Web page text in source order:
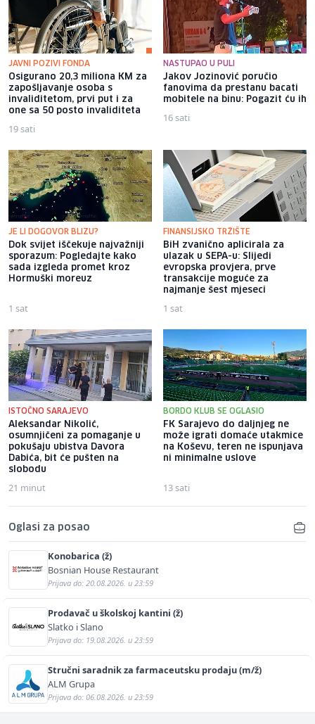
JAVNI POZIVI FONDA
Osigurano 20,3 miliona KM za
zapošljavanje osoba s
invaliditetom, prvi put i za
one sa 50 posto invaliditeta
19 sati
NASTUPAO U PULI
Jakov Jozinović poručio
fanovima da prestanu bacati
mobitele na binu: Pogazit ću ih
16 sati
JE LI DOGOVOR BLIZU?
Dok svijet iščekuje najvažniji
sporazum: Pogledajte kako
sada izgleda promet kroz
Hormuški moreuz
1 sat
FINANSIJSKO TRŽIŠTE
BiH zvanično aplicirala za
ulazak u SEPA-u: Slijedi
evropska provjera, prve
transakcije moguće za
najmanje šest mjeseci
1 sat
ISTOČNO SARAJEVO
Aleksandar Nikolić,
osumnjičeni za pomaganje u
pokušaju ubistva Davora
Dabića, bit će pušten na
slobodu
21 minut
BORDO KLUB SE OGLASIO
FK Sarajevo do daljnjeg ne
može igrati domaće utakmice
na Koševu, teren ne ispunjava
ni minimalne uslove
13 sati
Oglasi za posao
Konobarica (ž)
Bosnian House Restaurant
Prijava do: 20.08.2026. u 23:59
Prodavač u školskoj kantini (ž)
Slatko i Slano
Prijava do: 19.08.2026. u 23:59
Stručni saradnik za farmaceutsku prodaju (m/ž)
ALM Grupa
Prijava do: 06.08.2026. u 23:59